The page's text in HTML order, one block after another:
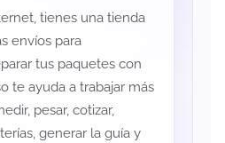
tienes una tienda
envíos para
tus paquetes con
te ayuda a trabajar más
pesar, cotizar,
generar la guía y